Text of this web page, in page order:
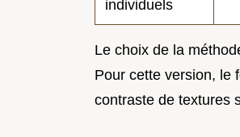
individuels
Le choix de la
Pour cette version, le
contraste de textures